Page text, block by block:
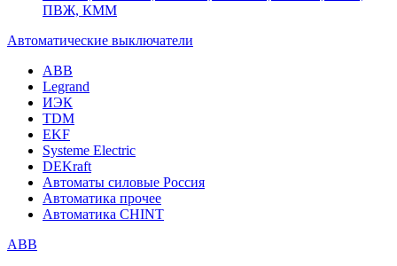
ПВЖ, КММ
Автоматические выключатели
ABB
Legrand
ИЭК
TDM
EKF
Systeme Electric
DEKraft
Автоматы силовые Россия
Автоматика прочее
Автоматика CHINT
ABB